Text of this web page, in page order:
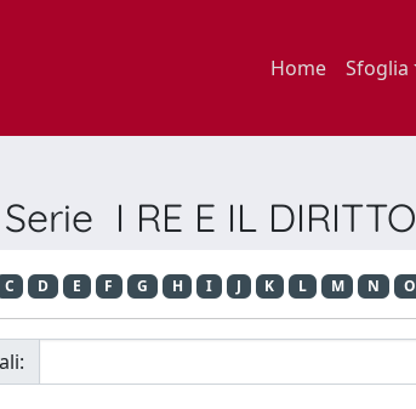
Home Sfoglia
I RE E IL DIRITTO
C D E F G H I J K L M N O